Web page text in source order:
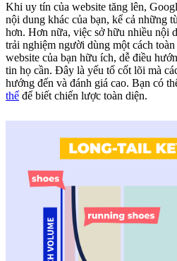
Khi uy tín của website tăng lên,
nội dung khác của bạn, kể cả những
hơn. Hơn nữa, việc sở hữu nhiều nội
trải nghiệm người dùng một cách
website của bạn hữu ích, dễ điều
tin họ cần. Đây là yếu tố cốt lõi mà
hướng đến và đánh giá cao. Bạn có
thể để biết chiến lược toàn diện.